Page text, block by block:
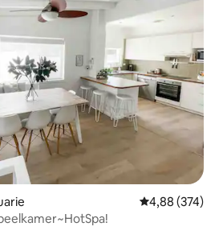
Gemiddelde
4,88 (374)